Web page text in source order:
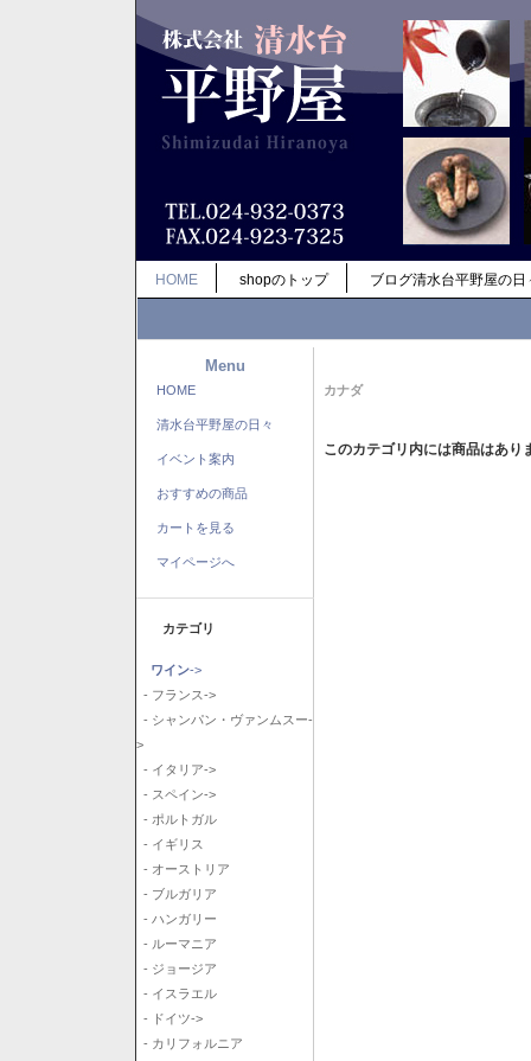
HOME shopのトップ ブログ清水台平野屋の日
Menu
HOME
清水台平野屋の日々
イベント案内
おすすめの商品
カートを見る
マイページへ
カテゴリ
ワイン->
- フランス->
- シャンパン・ヴァンムスー-
>
- イタリア->
- スペイン->
- ポルトガル
- イギリス
- オーストリア
- ブルガリア
- ハンガリー
- ルーマニア
- ジョージア
- イスラエル
- ドイツ->
- カリフォルニア
カナダ
このカテゴリ内には商品はあり